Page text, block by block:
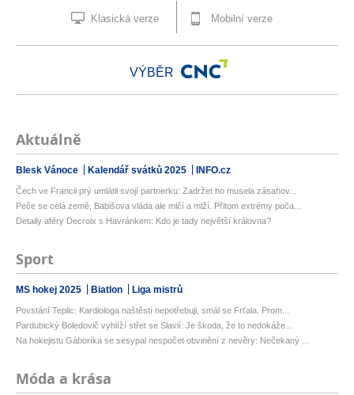
Klasická verze Mobilní verze
VÝBĚR
Aktuálně
Blesk Vánoce Kalendář svátků 2025 INFO.cz
Čech ve Francii prý umlátil svojí partnerku: Zadržet ho musela zásahov...
Peče se celá země, Babišova vláda ale mlčí a mlží. Přitom extrémy poča...
Detaily aféry Decroix s Havránkem: Kdo je tady největší královna?
Sport
MS hokej 2025 Biatlon Liga mistrů
Povstání Teplic: Kardiologa naštěstí nepotřebuji, smál se Frťala. Prom...
Pardubický Boledovič vyhlíží střet se Slavií: Je škoda, že to nedokáže...
Na hokejistu Gáboríka se sesypal nespočet obvinění z nevěry: Nečekaný ...
Móda a krása